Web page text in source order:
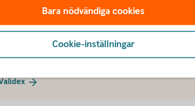
filer
kunder och tjänsteleverantörer
är korrekt implementerade enligt
Guidelines" (MIG).
Bara nödvändiga cookies
Cookie-inställningar